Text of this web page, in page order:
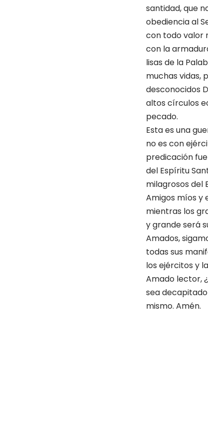
santidad, que
obediencia al
con todo valor
con la
lisas de la
muchas vidas,
desconocidos
altos círculos
pecado.
Esta es una
no es con
predicación
del Espíritu
milagrosos del
Amigos míos y
mientras los
y grande será
Amados,
todas sus
los ejércitos y
Amado lector,
sea
mismo. Amén.